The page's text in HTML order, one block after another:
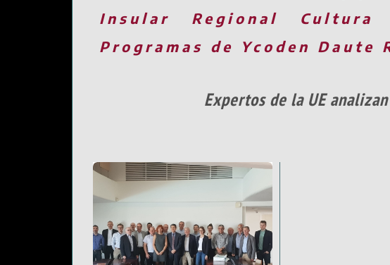
Insular
Regional Cultura
Programas de Ycoden Daute
Expertos de la UE